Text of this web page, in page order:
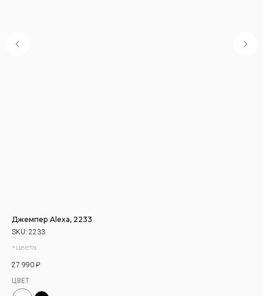
Джемпер Alexa, 2233
SKU: 2233
+цвета
27 990 ₽
ЦВЕТ